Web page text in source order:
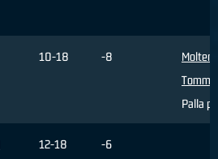
10-18 -8
Molteni
Palla
12-18 -6